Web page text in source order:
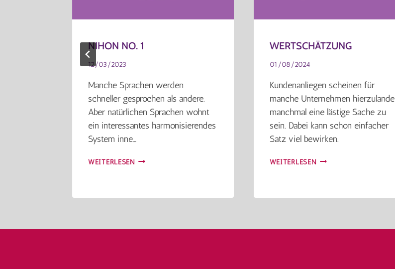
NIHON NO. 1
12/03/2023
Manche Sprachen werden
schneller gesprochen als andere.
Aber natürlichen Sprachen wohnt
ein interessantes harmonisierendes
System inne…
WEITERLESENNIHON
WERTSCHÄTZUNG
01/08/2024
Kundenanliegen scheinen für
manche Unternehmen hierzulande
manchmal eine lästige Sache zu
sein. Dabei kann schon einfacher
Satz viel bewirken.
WEITERLESENWERTSCHÄTZUNG